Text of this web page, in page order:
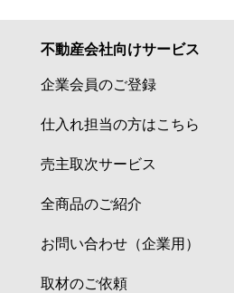
不動産会社向けサービス
企業会員のご登録
仕入れ担当の方はこちら
売主取次サービス
全商品のご紹介
お問い合わせ（企業用）
取材のご依頼